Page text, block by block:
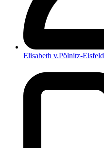
Elisabeth v.Pölnitz-Eisfeld